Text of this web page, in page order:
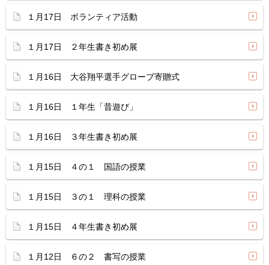
１月17日 ボランティア活動
１月17日 ２年生書き初め展
１月16日 大谷翔平選手グローブ寄贈式
１月16日 １年生「昔遊び」
１月16日 ３年生書き初め展
１月15日 ４の１ 国語の授業
１月15日 ３の１ 理科の授業
１月15日 ４年生書き初め展
１月12日 ６の２ 書写の授業